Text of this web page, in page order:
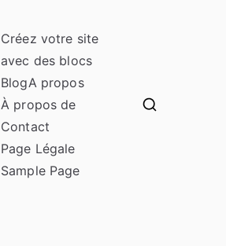
Créez votre site
avec des blocs
BlogA propos
À propos de
Contact
Page Légale
Sample Page